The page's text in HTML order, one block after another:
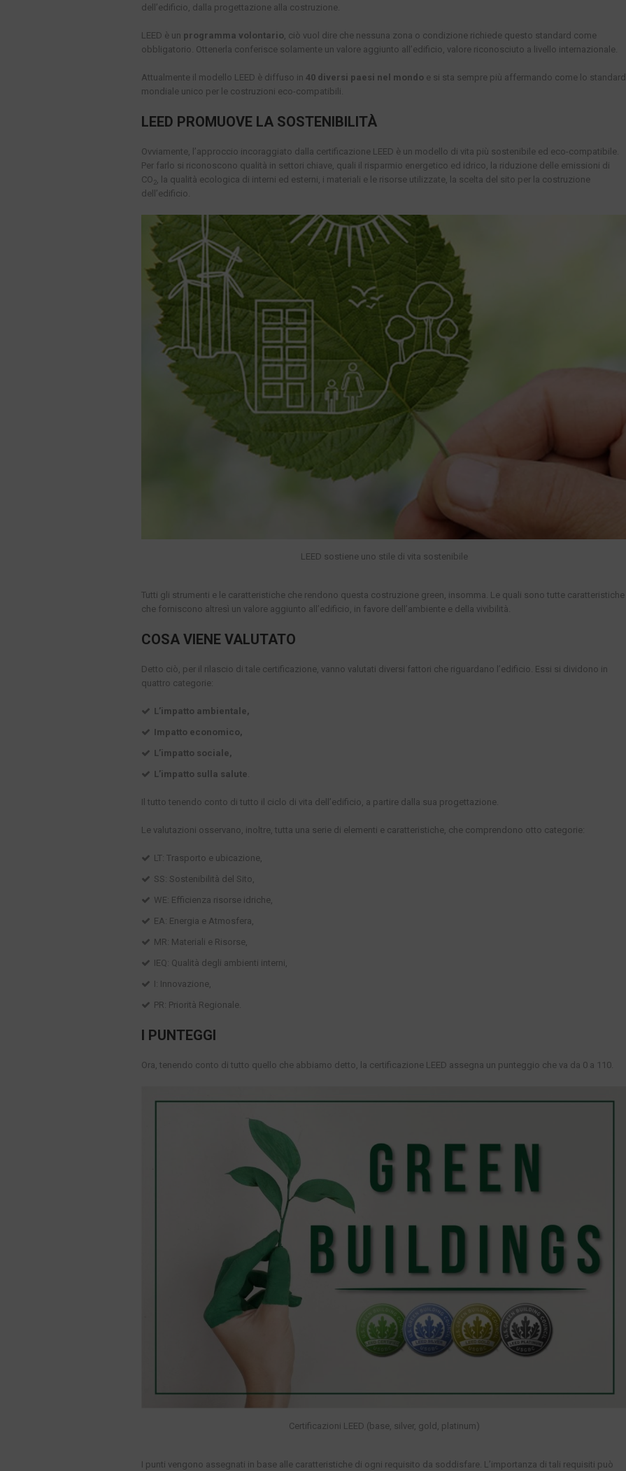
dell’edificio, dalla progettazione alla costruzione.
LEED è un programma volontario , ciò vuol dire che nessuna zona o condizione richiede questo standard come
obbligatorio. Ottenerla conferisce solamente un valore aggiunto all’edificio, valore riconosciuto a livello internazionale.
Attualmente il modello LEED è diffuso in 40 diversi paesi nel mondo e si sta sempre più affermando come lo standard
mondiale unico per le costruzioni eco-compatibili.
LEED PROMUOVE LA SOSTENIBILITÀ
Ovviamente, l’approccio incoraggiato dalla certificazione LEED è un modello di vita più sostenibile ed eco-compatibile.
Per farlo si riconoscono qualità in settori chiave, quali il risparmio energetico ed idrico, la riduzione delle emissioni di
CO2
, la qualità ecologica di interni ed esterni, i materiali e le risorse utilizzate, la scelta del sito per la costruzione
dell’edificio.
LEED sostiene uno stile di vita sostenibile
Tutti gli strumenti e le caratteristiche che rendono questa costruzione green, insomma. Le quali sono tutte caratteristiche
che forniscono altresì un valore aggiunto all’edificio, in favore dell’ambiente e della vivibilità.
COSA VIENE VALUTATO
Detto ciò, per il rilascio di tale certificazione, vanno valutati diversi fattori che riguardano l’edificio. Essi si dividono in
quattro categorie:
L’impatto ambientale,
Impatto economico,
L’impatto sociale,
L’impatto sulla salute
Il tutto tenendo conto di tutto il ciclo di vita dell’edificio, a partire dalla sua progettazione.
Le valutazioni osservano, inoltre, tutta una serie di elementi e caratteristiche, che comprendono otto categorie:
LT: Trasporto e ubicazione,
SS: Sostenibilità del Sito,
WE: Efficienza risorse idriche,
EA: Energia e Atmosfera,
MR: Materiali e Risorse,
IEQ: Qualità degli ambienti interni,
I: Innovazione,
PR: Priorità Regionale.
I PUNTEGGI
Ora, tenendo conto di tutto quello che abbiamo detto, la certificazione LEED assegna un punteggio che va da 0 a 110.
Certificazioni LEED (base, silver, gold, platinum)
I punti vengono assegnati in base alle caratteristiche di ogni requisito da soddisfare. L’importanza di tali requisiti può